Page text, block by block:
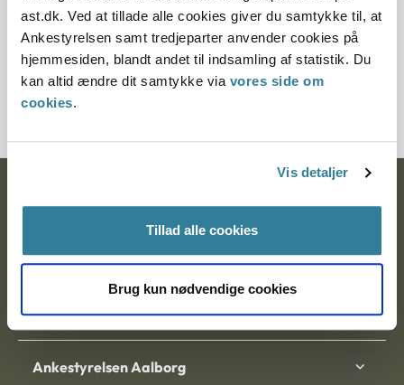
ast.dk. Ved at tillade alle cookies giver du samtykke til, at
Ankestyrelsen samt tredjeparter anvender cookies på
hjemmesiden, blandt andet til indsamling af statistik. Du
kan altid ændre dit samtykke via vores side om
cookies.
Vis detaljer
Tillad alle cookies
Brug kun nødvendige cookies
§ 158 § 118
Journalnummer
350423-01
9000 Aalborg
Ankestyrelsen Aalborg